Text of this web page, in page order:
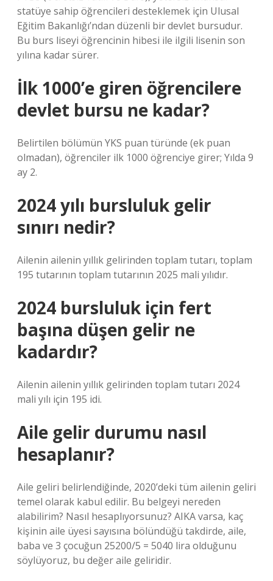
statüye sahip öğrencileri desteklemek için Ulusal
Eğitim Bakanlığı’ndan düzenli bir devlet bursudur.
Bu burs liseyi öğrencinin hibesi ile ilgili lisenin son
yılına kadar sürer.
İlk 1000’e giren öğrencilere
devlet bursu ne kadar?
Belirtilen bölümün YKS puan türünde (ek puan
olmadan), öğrenciler ilk 1000 öğrenciye girer; Yılda 9
ay 2.
2024 yılı bursluluk gelir
sınırı nedir?
Ailenin ailenin yıllık gelirinden toplam tutarı, toplam
195 tutarının toplam tutarının 2025 mali yılıdır.
2024 bursluluk için fert
başına düşen gelir ne
kadardır?
Ailenin ailenin yıllık gelirinden toplam tutarı 2024
mali yılı için 195 idi.
Aile gelir durumu nasıl
hesaplanır?
Aile geliri belirlendiğinde, 2020’deki tüm ailenin geliri
temel olarak kabul edilir. Bu belgeyi nereden
alabilirim? Nasıl hesaplıyorsunuz? AIKA varsa, kaç
kişinin aile üyesi sayısına bölündüğü takdirde, aile,
baba ve 3 çocuğun 25200/5 = 5040 lira olduğunu
söylüyoruz, bu değer aile geliridir.